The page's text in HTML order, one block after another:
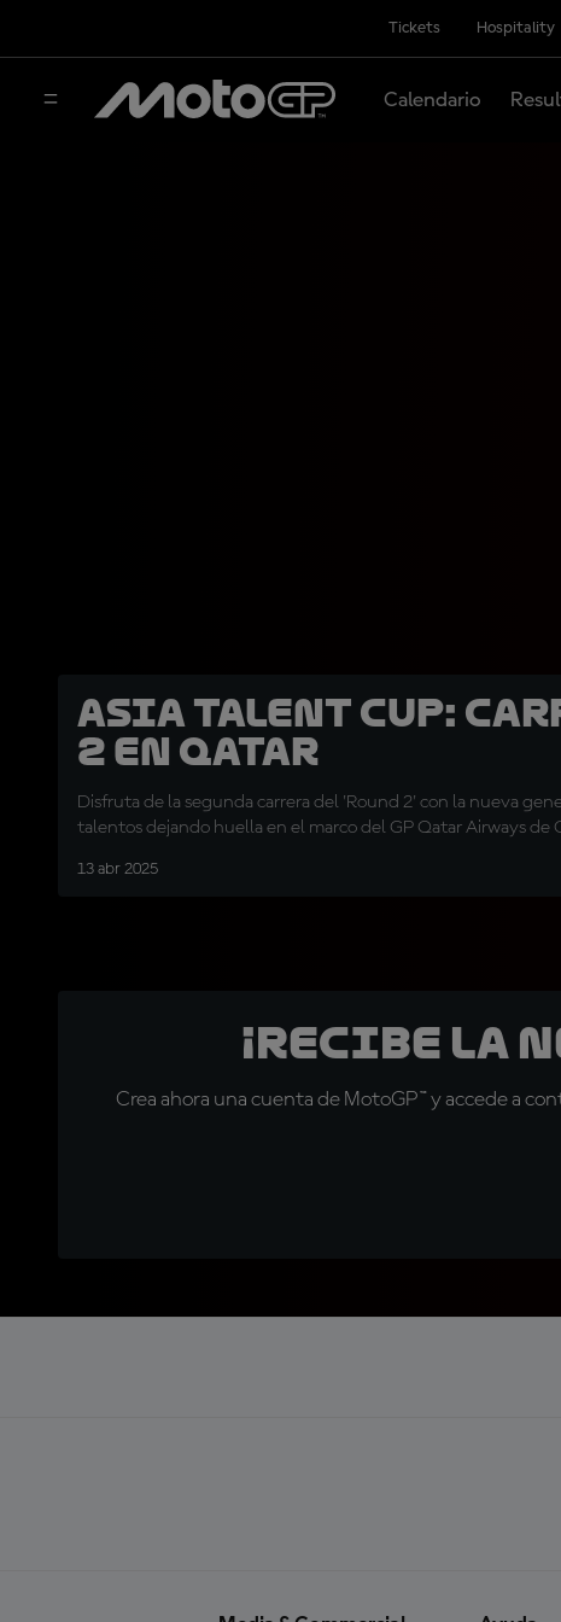
Tickets Hospitality
Calendario
Asia Talent Cup:
2 en Qatar
Disfruta de la segunda carrera del 'Round 2' con la nueva
talentos dejando huella en el marco del GP Qatar Airways de
13 abr 2025
¡Recibe la
Crea ahora una cuenta de MotoGP™ y accede a